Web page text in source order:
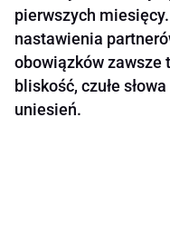
pierwszych
nastawienia
obowiązków zawsze
bliskość, czułe
uniesień.